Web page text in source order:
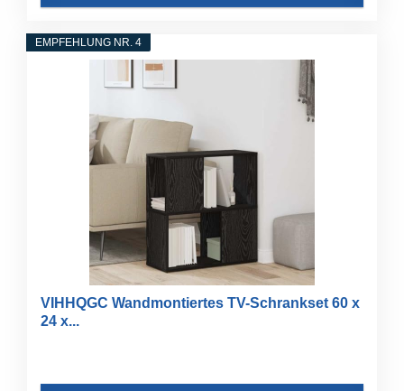
EMPFEHLUNG NR. 4
VIHHQGC Wandmontiertes TV-Schrankset 60 x
24 x...